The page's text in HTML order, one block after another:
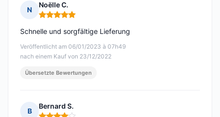
N
Noëlle C.
Hinweis: 5 von 5
Veröffentlicht am 06/01/2023 à 07h49
nach einem Kauf von 23/12/2022
Schnelle und sorgfältige Lieferung
Übersetzte Bewertungen
B
Bernard S.